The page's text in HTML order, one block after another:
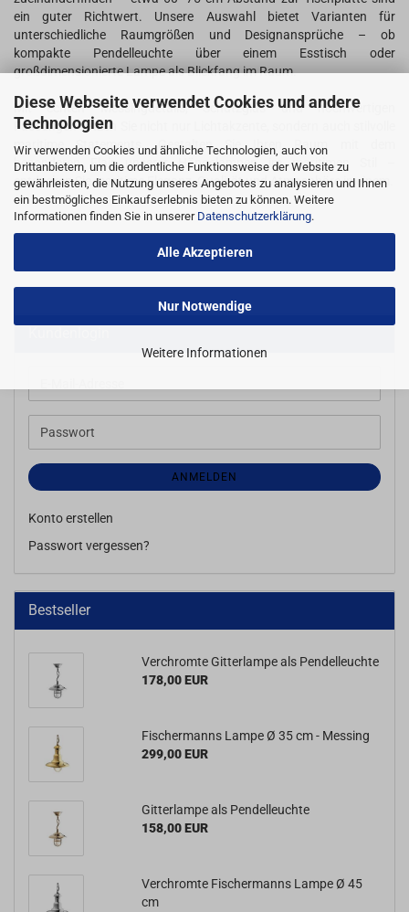
Diese Webseite verwendet Cookies und andere
Technologien
Wir verwenden Cookies und ähnliche Technologien, auch von
Drittanbietern, um die ordentliche Funktionsweise der Website zu
gewährleisten, die Nutzung unseres Angebotes zu analysieren und Ihnen
ein bestmögliches Einkaufserlebnis bieten zu können. Weitere
Informationen finden Sie in unserer Datenschutzerklärung.
Alle Akzeptieren
Nur Notwendige
Weitere Informationen
ein guter Richtwert. Unsere Auswahl bietet Varianten für
unterschiedliche Raumgrößen und Designansprüche – ob
kompakte Pendelleuchte über einem Esstisch oder
großdimensionierte Lampe als Blickfang im Raum.
Mit echten Messingdetails, Schutzglas und hochwertigen
Fassungen setzen Sie nicht nur Lichtakzente, sondern auch stilvolle
maritime Statements. Gestalten Sie Ihren Raum mit dem
besonderen Flair unserer Hängelampen im maritimen Stil –
entdecken Sie maritime Eleganz, Qualität und Atmosphäre in einem.
Mail-
Adresse
Passwort
ANMELDEN
Konto erstellen
Passwort vergessen?
Bestseller
Verchromte Gitterlampe als Pendelleuchte
178,00 EUR
Fischermanns Lampe Ø 35 cm - Messing
299,00 EUR
Gitterlampe als Pendelleuchte
158,00 EUR
Verchromte Fischermanns Lampe Ø 45
cm